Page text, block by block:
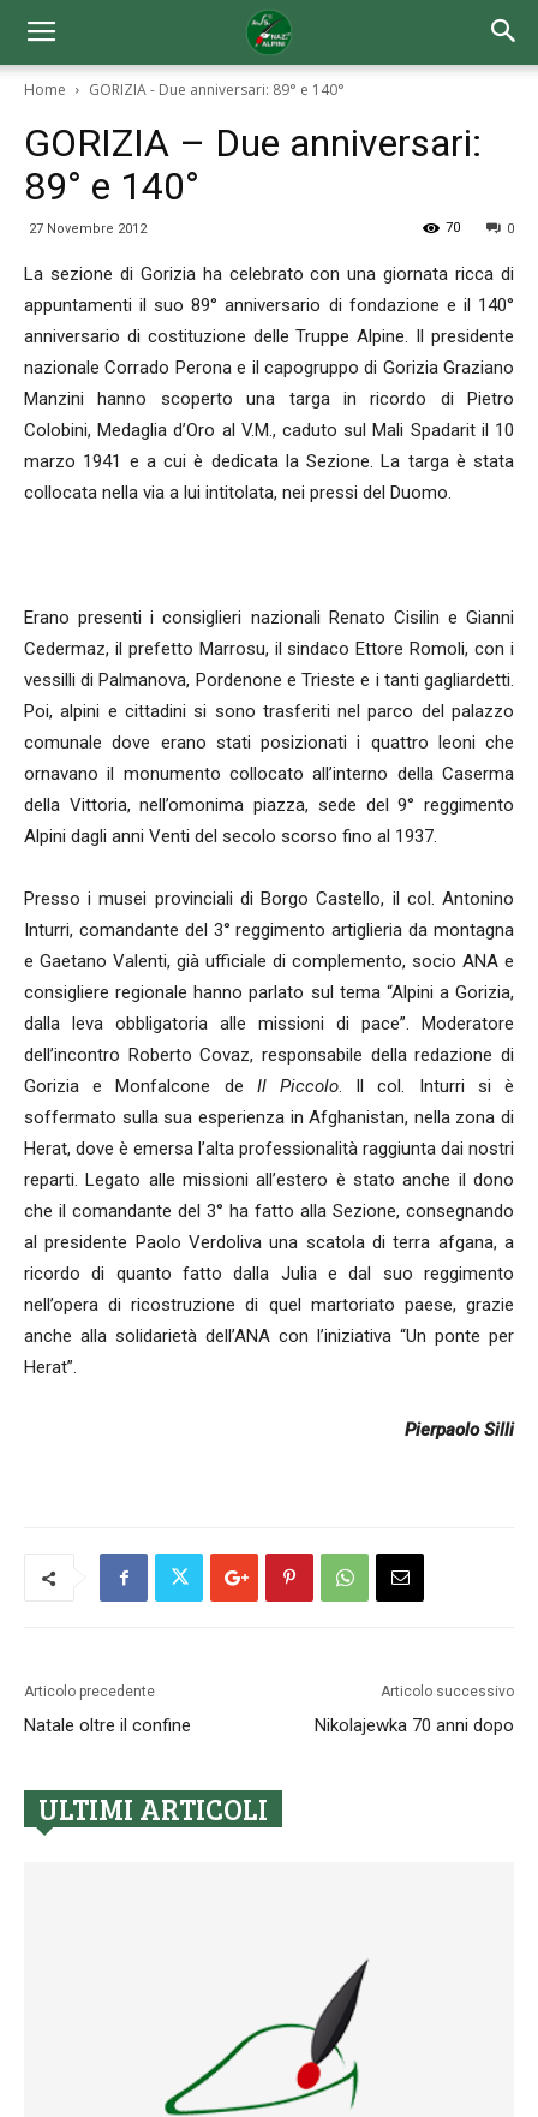
Home GORIZIA - Due anniversari: 89° e 140°
GORIZIA – Due anniversari:
89° e 140°
27 Novembre 2012 0
70
La sezione di Gorizia ha celebrato con una giornata ricca di
appuntamenti il suo 89° anniversario di fondazione e il 140°
anniversario di costituzione delle Truppe Alpine. Il presidente
nazionale Corrado Perona e il capogruppo di Gorizia Graziano
Manzini hanno scoperto una targa in ricordo di Pietro
Colobini, Medaglia d’Oro al V.M., caduto sul Mali Spadarit il 10
marzo 1941 e a cui è dedicata la Sezione. La targa è stata
collocata nella via a lui intitolata, nei pressi del Duomo.
Erano presenti i consiglieri nazionali Renato Cisilin e Gianni
Cedermaz, il prefetto Marrosu, il sindaco Ettore Romoli, con i
vessilli di Palmanova, Pordenone e Trieste e i tanti gagliardetti.
Poi, alpini e cittadini si sono trasferiti nel parco del palazzo
comunale dove erano stati posizionati i quattro leoni che
ornavano il monumento collocato all’interno della Caserma
della Vittoria, nell’omonima piazza, sede del 9° reggimento
Alpini dagli anni Venti del secolo scorso fino al 1937.
Presso i musei provinciali di Borgo Castello, il col. Antonino
Inturri, comandante del 3° reggimento artiglieria da montagna
e Gaetano Valenti, già ufficiale di complemento, socio ANA e
consigliere regionale hanno parlato sul tema “Alpini a Gorizia,
dalla leva obbligatoria alle missioni di pace”. Moderatore
dell’incontro Roberto Covaz, responsabile della redazione di
Gorizia e Monfalcone de Il Piccolo. Il col. Inturri si è
soffermato sulla sua esperienza in Afghanistan, nella zona di
Herat, dove è emersa l’alta professionalità raggiunta dai nostri
reparti. Legato alle missioni all’estero è stato anche il dono
che il comandante del 3° ha fatto alla Sezione, consegnando
al presidente Paolo Verdoliva una scatola di terra afgana, a
ricordo di quanto fatto dalla Julia e dal suo reggimento
nell’opera di ricostruzione di quel martoriato paese, grazie
anche alla solidarietà dell’ANA con l’iniziativa “Un ponte per
Herat”.
Pierpaolo Silli
Articolo precedente
Natale oltre il confine
Articolo successivo
Nikolajewka 70 anni dopo
ULTIMI ARTICOLI